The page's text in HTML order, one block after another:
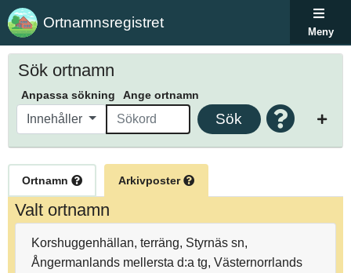
Ortnamnsregistret
Meny
Sök ortnamn
Anpassa sökning Ange ortnamn
Innehåller Sök
Ortnamn Arkivposter
Valt ortnamn
Korshuggenhällan, terräng, Styrnäs sn,
Ångermanlands mellersta d:a tg, Västernorrlands